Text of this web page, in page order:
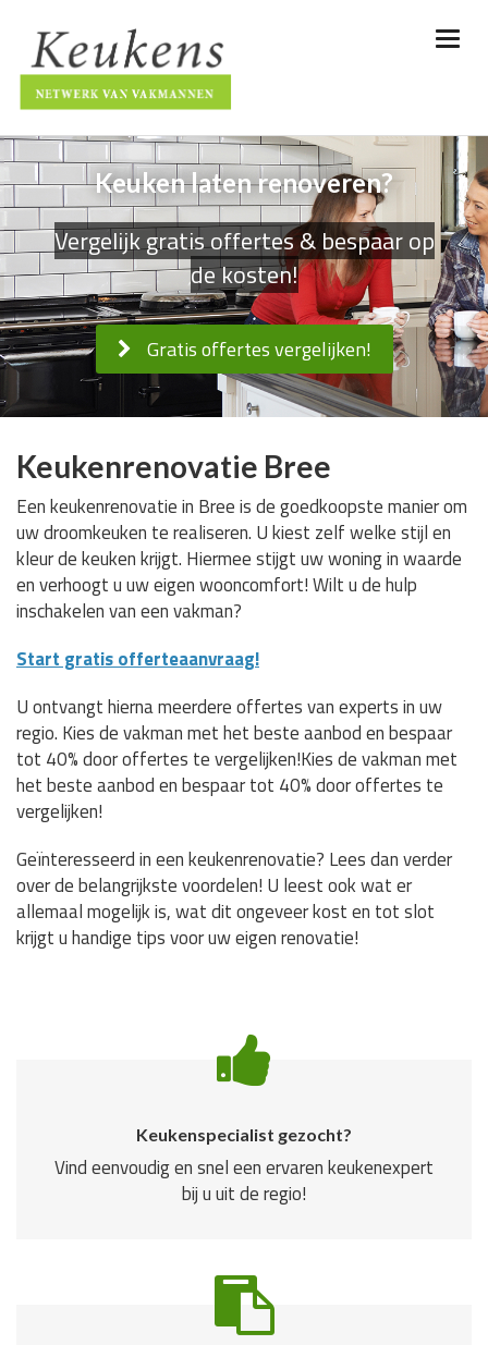
Keuken laten renoveren?
Vergelijk gratis offertes & bespaar op
de kosten!
Gratis offertes vergelijken!
Keukenrenovatie Bree
Een keukenrenovatie in Bree is de goedkoopste manier om
uw droomkeuken te realiseren. U kiest zelf welke stijl en
kleur de keuken krijgt. Hiermee stijgt uw woning in waarde
en verhoogt u uw eigen wooncomfort! Wilt u de hulp
inschakelen van een vakman?
Start gratis offerteaanvraag!
U ontvangt hierna meerdere offertes van experts in uw
regio. Kies de vakman met het beste aanbod en bespaar
tot 40% door offertes te vergelijken!Kies de vakman met
het beste aanbod en bespaar tot 40% door offertes te
vergelijken!
Geïnteresseerd in een keukenrenovatie? Lees dan verder
over de belangrijkste voordelen! U leest ook wat er
allemaal mogelijk is, wat dit ongeveer kost en tot slot
krijgt u handige tips voor uw eigen renovatie!
Keukenspecialist gezocht?
Vind eenvoudig en snel een ervaren keukenexpert
bij u uit de regio!